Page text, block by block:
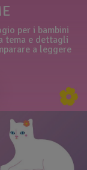
per i bambini
tema e dettagli
a leggere